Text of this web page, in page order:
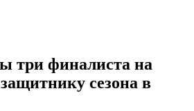
три финалиста на
сезона в